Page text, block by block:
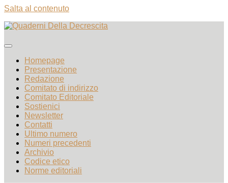
Salta al contenuto
Homepage
Presentazione
Redazione
Comitato di indirizzo
Comitato Editoriale
Sostienici
Newsletter
Contatti
Ultimo numero
Numeri precedenti
Archivio
Codice etico
Norme editoriali